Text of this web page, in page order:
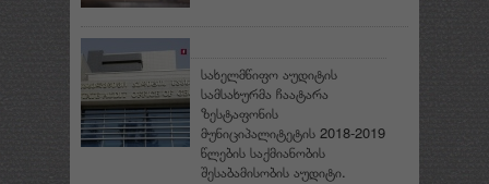
სახელმწიფო აუდიტის
სამსახურმა ჩაატარა
ზესტაფონის
მუნიციპალიტეტის 2018-2019
წლების საქმიანობის
შესაბამისობის აუდიტი.